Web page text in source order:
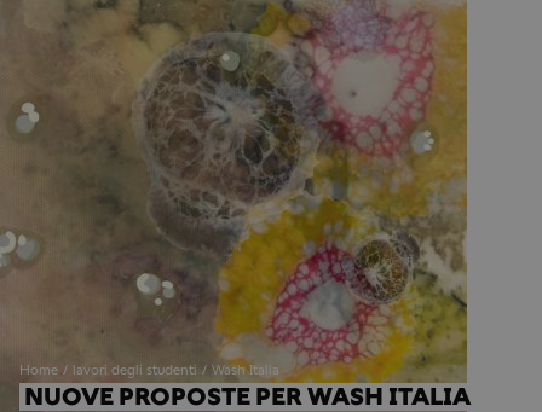
Home lavori degli studenti Wash Italia
NUOVE PROPOSTE PER WASH ITALIA